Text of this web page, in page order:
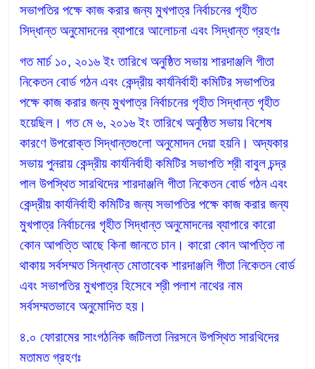
সভাপতির পক্ষে কাজ করার জন্য মুখপাত্র নির্বাচনের গৃহীত
সিদ্ধান্ত অনুমোদনের ব্যাপারে আলোচনা এবং সিদ্ধান্ত গ্রহণঃ
গত মার্চ ১০, ২০১৬ ইং তারিখে অনুষ্ঠিত সভায় শারদাঞ্জলি গীতা
নিকেতন বোর্ড গঠন এবং কেন্দ্রীয় কার্যনির্বাহী কমিটির সভাপতির
পক্ষে কাজ করার জন্য মুখপাত্র নির্বাচনের গৃহীত সিদ্ধান্ত গৃহীত
হয়েছিল। গত মে ৬, ২০১৬ ইং তারিখে অনুষ্ঠিত সভায় বিশেষ
কারণে উপরোক্ত সিদ্ধান্তগুলো অনুমোদন দেয়া হয়নি। অদ্যকার
সভায় পুনরায় কেন্দ্রীয় কার্যনির্বাহী কমিটির সভাপতি শ্রী বাবুল চন্দ্র
পাল উপস্থিত সারথিদের শারদাঞ্জলি গীতা নিকেতন বোর্ড গঠন এবং
কেন্দ্রীয় কার্যনির্বাহী কমিটির জন্য সভাপতির পক্ষে কাজ করার জন্য
মুখপাত্র নির্বাচনের গৃহীত সিদ্ধান্ত অনুমোদনের ব্যাপারে কারো
কোন আপত্তি আছে কিনা জানতে চান। কারো কোন আপত্তি না
থাকায় সর্বসম্মত সিন্ধান্ত মোতাবেক শারদাঞ্জলি গীতা নিকেতন বোর্ড
এবং সভাপতির মুখপাত্র হিসেবে শ্রী পলাশ নাথের নাম
সর্বসম্মতভাবে অনুমোদিত হয়।
৪.০ ফোরামের সাংগঠনিক জটিলতা নিরসনে উপস্থিত সারথিদের
মতামত গ্রহণঃ